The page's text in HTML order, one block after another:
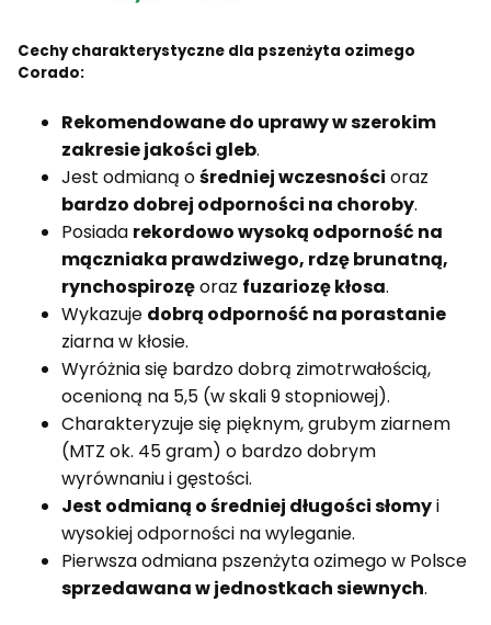
Cechy charakterystyczne dla pszenżyta ozimego
Corado:
Rekomendowane do uprawy w szerokim
zakresie jakości gleb.
Jest odmianą ośredniej wczesności oraz
bardzo dobrej odporności na choroby.
Posiada rekordowo wysoką odporność na
mączniaka prawdziwego, rdzę brunatną,
rynchospirozęoraz fuzariozę kłosa.
Wykazuje dobrą odporność na porastanie
ziarna w kłosie.
Wyróżnia się bardzo dobrą zimotrwałością,
ocenioną na 5,5 (w skali 9 stopniowej).
Charakteryzuje się pięknym, grubym ziarnem
(MTZ ok. 45 gram) o bardzo dobrym
wyrównaniu i gęstości.
Jest odmianą o średniej długości słomyi
wysokiej odporności na wyleganie.
Pierwsza odmiana pszenżyta ozimego w Polsce
sprzedawana w jednostkach siewnych.